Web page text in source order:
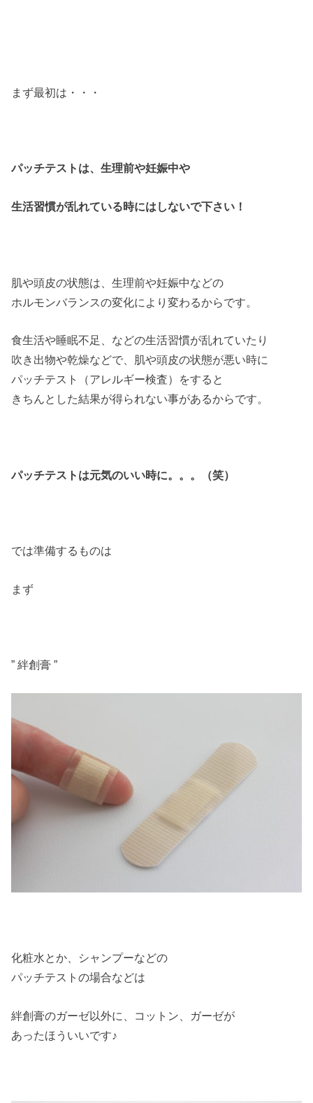
まず最初は・・・
パッチテストは、生理前や妊娠中や
生活習慣が乱れている時にはしないで下さい！
肌や頭皮の状態は、生理前や妊娠中などの
ホルモンバランスの変化により変わるからです。
食生活や睡眠不足、などの生活習慣が乱れていたり
吹き出物や乾燥などで、肌や頭皮の状態が悪い時に
パッチテスト（アレルギー検査）をすると
きちんとした結果が得られない事があるからです。
パッチテストは元気のいい時に。。。（笑）
では準備するものは
まず
” 絆創膏 ”
化粧水とか、シャンプーなどの
パッチテストの場合などは
絆創膏のガーゼ以外に、コットン、ガーゼが
あったほういいです♪